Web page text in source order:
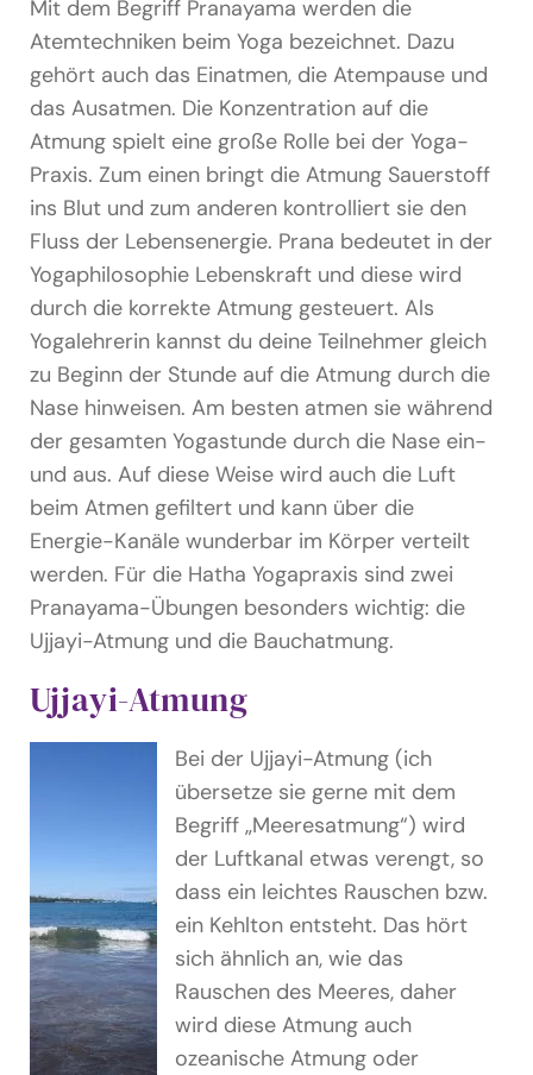
Podcast & Blog
Suche
nach:
Mit dem Begriff Pranayama werden die
Atemtechniken beim Yoga bezeichnet. Dazu
gehört auch das Einatmen, die Atempause und
das Ausatmen. Die Konzentration auf die
Atmung spielt eine große Rolle bei der Yoga-
Praxis. Zum einen bringt die Atmung Sauerstoff
ins Blut und zum anderen kontrolliert sie den
Fluss der Lebensenergie. Prana bedeutet in der
Yogaphilosophie Lebenskraft und diese wird
durch die korrekte Atmung gesteuert. Als
Yogalehrerin kannst du deine Teilnehmer gleich
zu Beginn der Stunde auf die Atmung durch die
Nase hinweisen. Am besten atmen sie während
der gesamten Yogastunde durch die Nase ein-
und aus. Auf diese Weise wird auch die Luft
beim Atmen gefiltert und kann über die
Energie-Kanäle wunderbar im Körper verteilt
werden. Für die Hatha Yogapraxis sind zwei
Pranayama-Übungen besonders wichtig: die
Ujjayi-Atmung und die Bauchatmung.
Ujjayi-Atmung
Bei der Ujjayi-Atmung (ich
übersetze sie gerne mit dem
Begriff „Meeresatmung“) wird
der Luftkanal etwas verengt, so
dass ein leichtes Rauschen bzw.
ein Kehlton entsteht. Das hört
sich ähnlich an, wie das
Rauschen des Meeres, daher
wird diese Atmung auch
ozeanische Atmung oder